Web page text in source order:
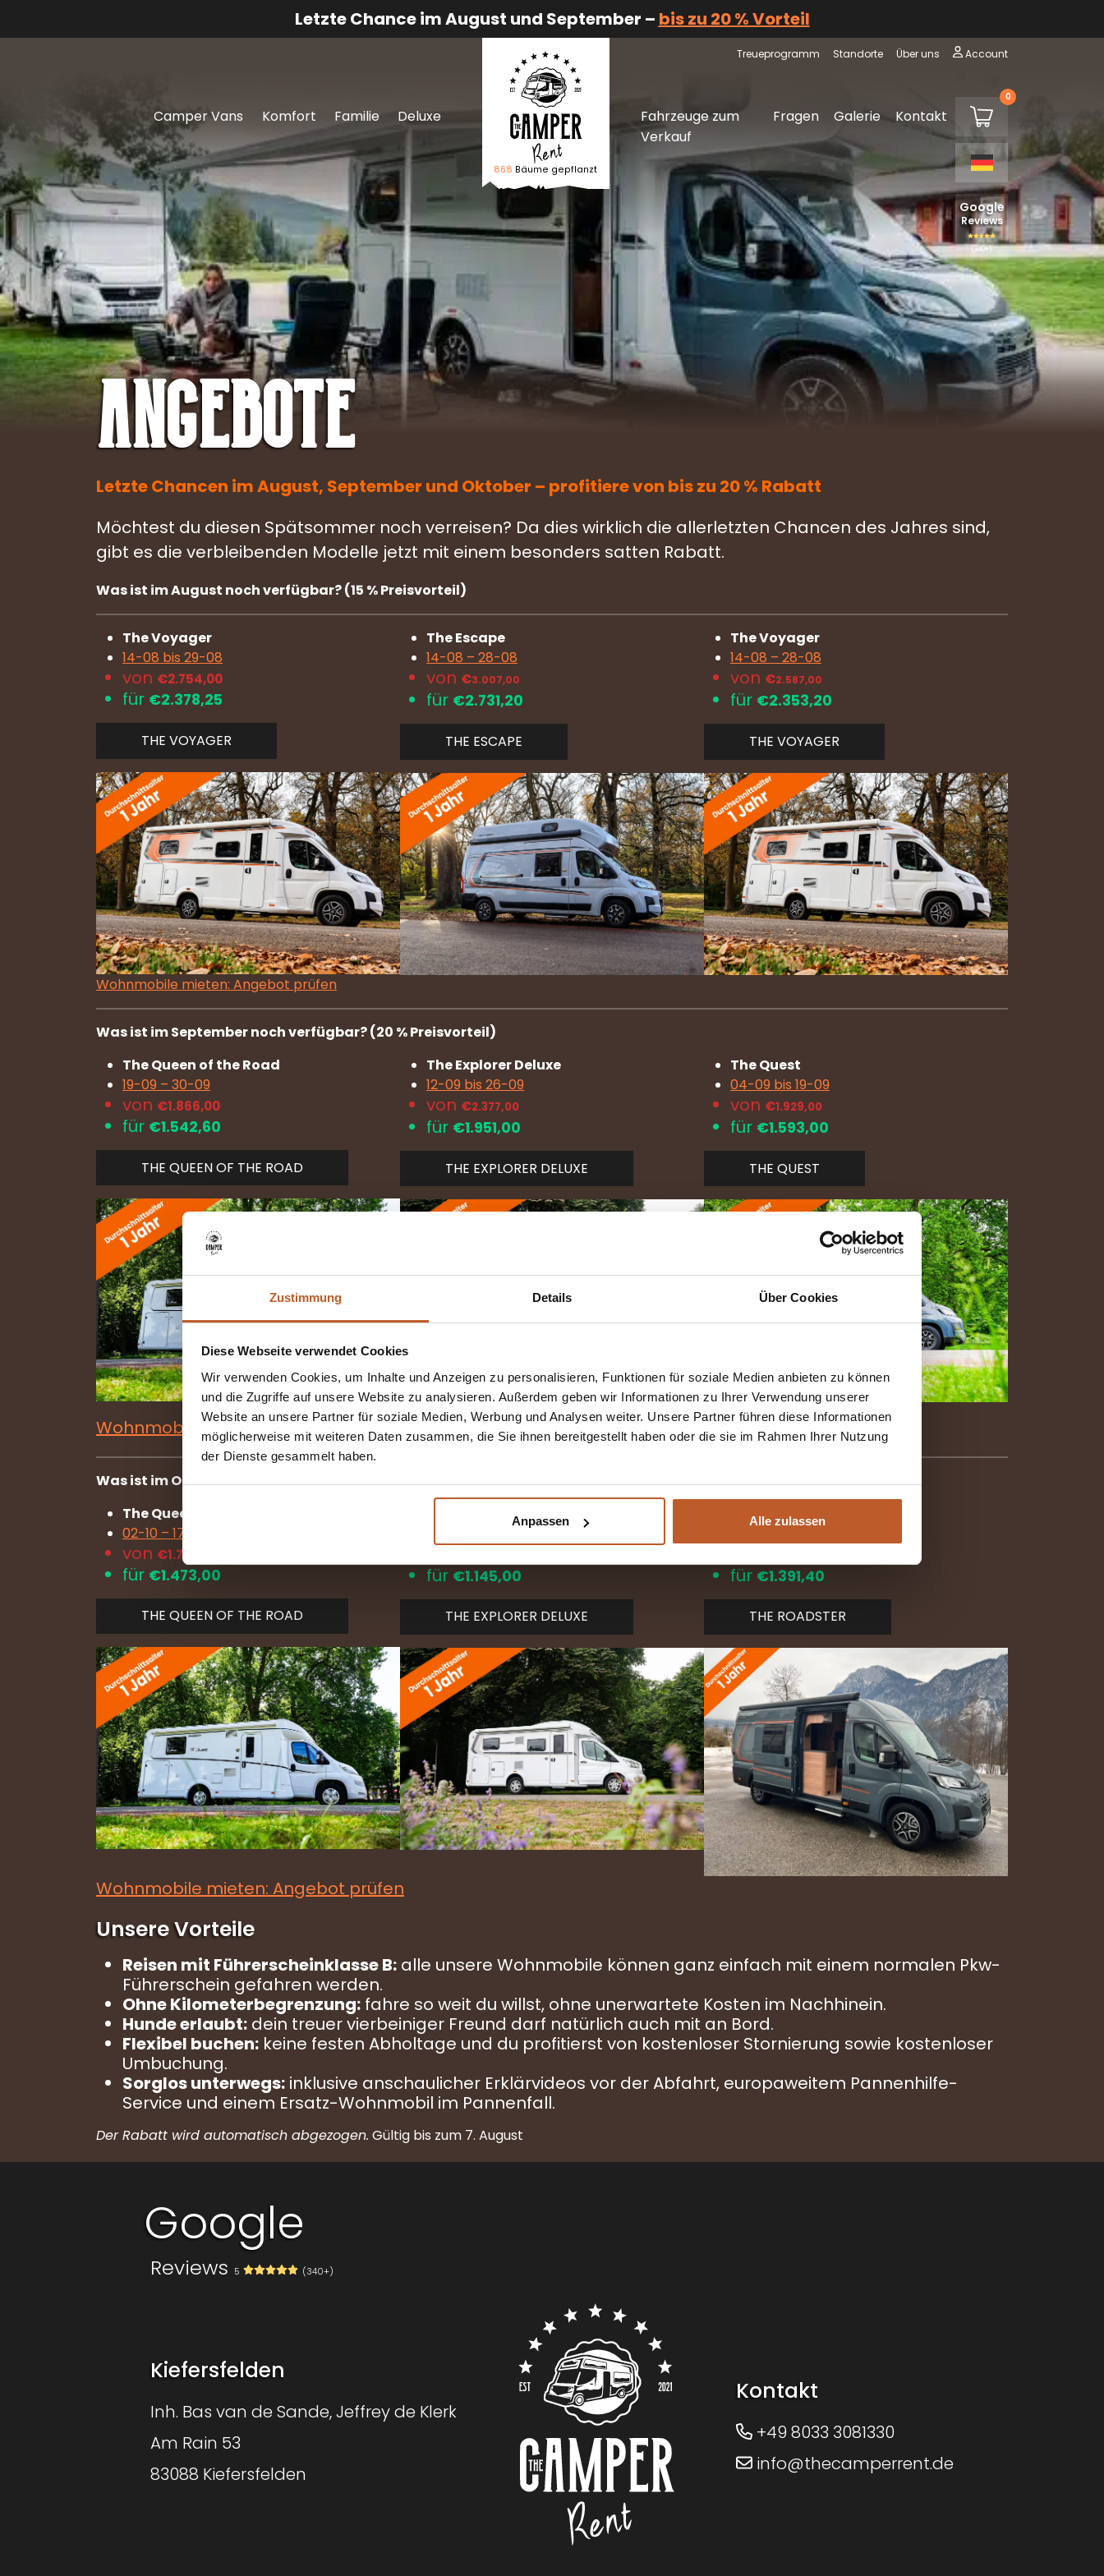
Zustimmung Details Über Cookies
Diese Webseite verwendet Cookies
Wir verwenden Cookies, um Inhalte und Anzeigen zu personalisieren, Funktionen für soziale Medien anbieten zu können
und die Zugriffe auf unsere Website zu analysieren. Außerdem geben wir Informationen zu Ihrer Verwendung unserer
Website an unsere Partner für soziale Medien, Werbung und Analysen weiter. Unsere Partner führen diese Informationen
möglicherweise mit weiteren Daten zusammen, die Sie ihnen bereitgestellt haben oder die sie im Rahmen Ihrer Nutzung
der Dienste gesammelt haben.
Anpassen Alle zulassen
Letzte Chance im August und September – bis zu 20 % Vorteil
Treueprogramm Standorte Über uns Account
Logo The Camper Rent
868 Bäume gepflanzt
Camper Vans Komfort Familie Deluxe
Fahrzeuge zum
Verkauf
Fragen Galerie
Kontakt
Warenkorb
€0,00 0
Google
Reviews
(340+)
Angebote
Letzte Chancen im August, September und Oktober – profitiere von bis zu 20 % Rabatt
Möchtest du diesen Spätsommer noch verreisen? Da dies wirklich die allerletzten Chancen des Jahres sind,
gibt es die verbleibenden Modelle jetzt mit einem besonders satten Rabatt.
Was ist im August noch verfügbar? (15 % Preisvorteil)
The Voyager
14-08 bis 29-08
von €2.754,00
für €2.378,25
THE VOYAGER
The Escape
14-08 – 28-08
von €3.007,00
für €2.731,20
THE ESCAPE
The Voyager
14-08 – 28-08
von €2.587,00
für €2.353,20
THE VOYAGER
Wohnmobile mieten: Angebot prüfen
Was ist im September noch verfügbar? (20 % Preisvorteil)
The Queen of the Road
19-09 – 30-09
von €1.866,00
für €1.542,60
THE QUEEN OF THE ROAD
The Explorer Deluxe
12-09 bis 26-09
von €2.377,00
für €1.951,00
THE EXPLORER DELUXE
The Quest
04-09 bis 19-09
von €1.929,00
für €1.593,00
THE QUEST
Wohnmobile mieten: Angebot prüfen
Was ist im Oktober noch verfügbar? (20 % Preisvorteil)
The Queen of the Road
02-10 – 17-10
von €1.779,00
für €1.473,00
THE QUEEN OF THE ROAD
The Explorer Deluxe
von
für €1.145,00
THE EXPLORER DELUXE
The Roadster
für €1.391,40
THE ROADSTER
Wohnmobile mieten: Angebot prüfen
Unsere Vorteile
Reisen mit Führerscheinklasse B: alle unsere Wohnmobile können ganz einfach mit einem normalen Pkw-
Führerschein gefahren werden.
Ohne Kilometerbegrenzung: fahre so weit du willst, ohne unerwartete Kosten im Nachhinein.
Hunde erlaubt: dein treuer vierbeiniger Freund darf natürlich auch mit an Bord.
Flexibel buchen: keine festen Abholtage und du profitierst von kostenloser Stornierung sowie kostenloser
Umbuchung.
Sorglos unterwegs: inklusive anschaulicher Erklärvideos vor der Abfahrt, europaweitem Pannenhilfe-
Service und einem Ersatz-Wohnmobil im Pannenfall.
Der Rabatt wird automatisch abgezogen. Gültig bis zum 7. August
ContactGoogle
Reviews 5 (340+)
Kiefersfelden
Inh. Bas van de Sande, Jeffrey de Klerk
Am Rain 53
83088 Kiefersfelden
Kontakt
+49 8033 3081330
info@thecamperrent.de